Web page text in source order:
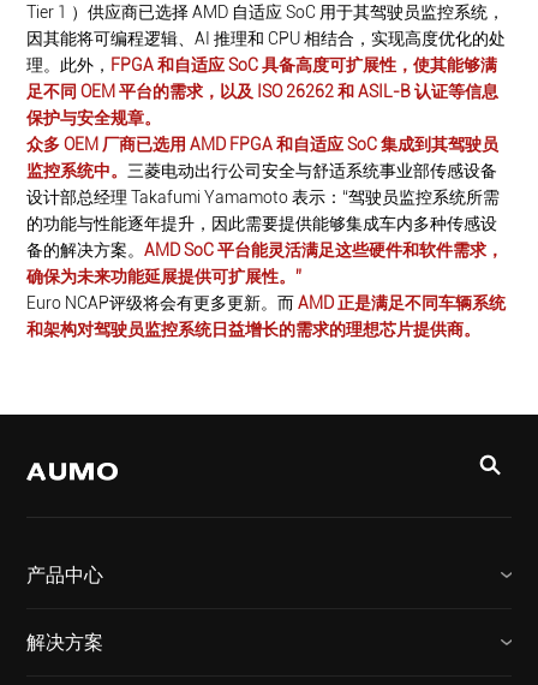
Tier 1 ）供应商已选择 AMD 自适应 SoC 用于其驾驶员监控系统，
因其能将可编程逻辑、AI 推理和 CPU 相结合，实现高度优化的处
理。此外， FPGA 和自适应 SoC 具备高度可扩展性，使其能够满
足不同 OEM 平台的需求，以及 ISO 26262 和 ASIL-B 认证等信息
保护与安全规章。
众多 OEM 厂商已选用 AMD FPGA 和自适应 SoC 集成到其驾驶员
监控系统中。 三菱电动出行公司安全与舒适系统事业部传感设备
设计部总经理 Takafumi Yamamoto 表示：“驾驶员监控系统所需
的功能与性能逐年提升，因此需要提供能够集成车内多种传感设
备的解决方案。AMD SoC 平台能灵活满足这些硬件和软件需求，
确保为未来功能延展提供可扩展性。”
Euro NCAP评级将会有更多更新。而AMD 正是满足不同车辆系统
和架构对驾驶员监控系统日益增长的需求的理想芯片提供商。
产品中心
解决方案